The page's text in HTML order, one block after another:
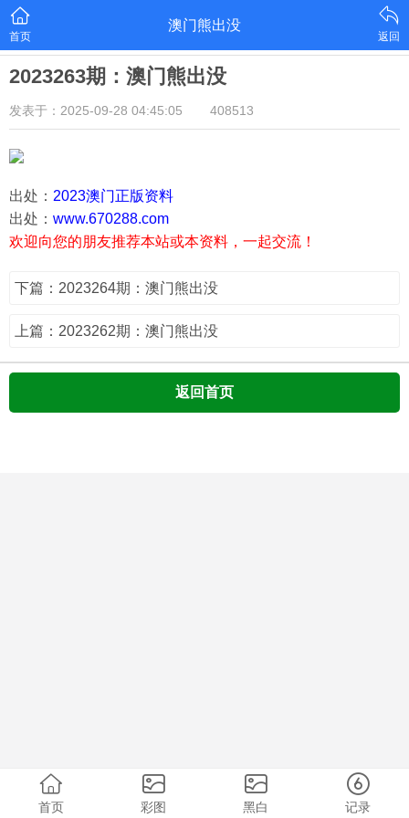
首页
澳门熊出没
返回
2023263期：澳门熊出没
发表于：2025-09-28 04:45:05 408513
出处： 2023澳门正版资料
出处： www.670288.com
欢迎向您的朋友推荐本站或本资料，一起交流！
下篇：2023264期：澳门熊出没
上篇：2023262期：澳门熊出没
返回首页
首页 彩图 黑白 记录